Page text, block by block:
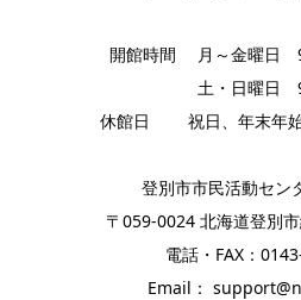
開館時間 月～金曜日
土・日曜日 9：
休館日 祝日、年末年始
登別市市民活動セン
〒059-0024 北海道登別
電話・FAX：
Email：